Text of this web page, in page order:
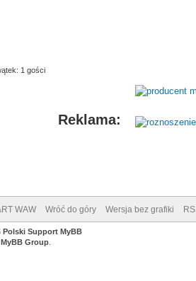
1 gości
Reklama:
WAW Wróć do góry Wersja bez grafiki
Polski Support MyBB
MyBB Group